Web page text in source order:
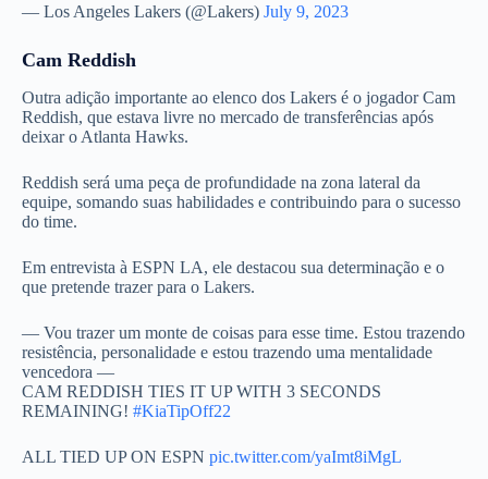
— Los Angeles Lakers (@Lakers) July 9, 2023
Cam Reddish
Outra adição importante ao elenco dos Lakers é o jogador Cam
Reddish, que estava livre no mercado de transferências após
deixar o Atlanta Hawks.
Reddish será uma peça de profundidade na zona lateral da
equipe, somando suas habilidades e contribuindo para o sucesso
do time.
Em entrevista à ESPN LA, ele destacou sua determinação e o
que pretende trazer para o Lakers.
— Vou trazer um monte de coisas para esse time. Estou trazendo
resistência, personalidade e estou trazendo uma mentalidade
vencedora —
CAM REDDISH TIES IT UP WITH 3 SECONDS
REMAINING! #KiaTipOff22
ALL TIED UP ON ESPN pic.twitter.com/yaImt8iMgL